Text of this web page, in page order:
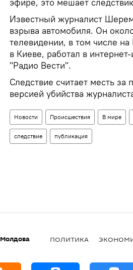
Известный журналист
взрыва автомобиля. Он
телевидении, в том числе
в Киеве, работал в
"Радио Вести".
Следствие считает месть за
версией убийства
Новости Происшествия В мире
следствие публикация
Молдова ПОЛИТИКА